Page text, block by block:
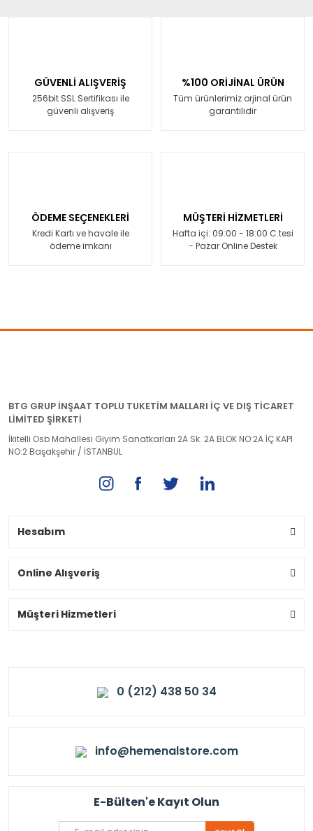
GÜVENLİ ALIŞVERİŞ
256bit SSL Sertifikası ile
güvenli alışveriş
%100 ORİJİNAL ÜRÜN
Tüm ürünlerimiz orjinal ürün
garantilidir
ÖDEME SEÇENEKLERİ
Kredi Kartı ve havale ile
ödeme imkanı
MÜŞTERİ HİZMETLERİ
Hafta içi: 09:00 - 18:00 C.tesi
- Pazar Online Destek
BTG GRUP İNŞAAT TOPLU TUKETİM MALLARI İÇ VE DIŞ TİCARET
LİMİTED ŞİRKETİ
İkitelli Osb Mahallesi Giyim Sanatkarları 2A Sk. 2A BLOK NO:2A İÇ KAPI
NO:2 Başakşehir / İSTANBUL
Hesabım
Online Alışveriş
Müşteri Hizmetleri
0 (212) 438 50 34
info@hemenalstore.com
E-Bülten'e Kayıt Olun